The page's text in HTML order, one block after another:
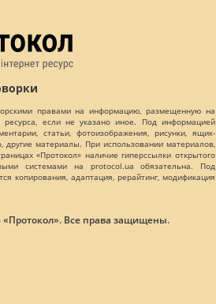
правами на информацию, размещенную на
ресурса, если не указано иное. Под информацией
статьи, фотоизображения, рисунки, ящик-
другие материалы. При использовании материалов,
«Протокол» наличие гиперссылки открытого
системами на protocol.ua обязательна. Под
копирования, адаптация, рерайтинг, модификация
«Протокол». Все права защищены.